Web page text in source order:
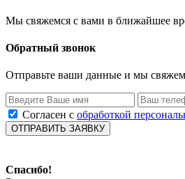
Мы свяжемся с вами в ближайшее
Обратный звонок
Отправьте ваши данные и мы
Согласен с обработкой
Спасибо!